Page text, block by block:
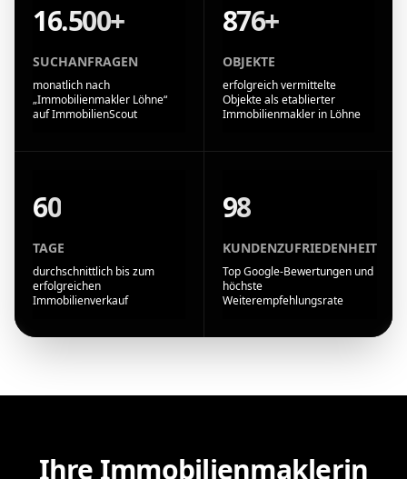
16.500+
SUCHANFRAGEN
monatlich nach
„Immobilienmakler Löhne“
auf ImmobilienScout
876+
OBJEKTE
erfolgreich vermittelte
Objekte als etablierter
Immobilienmakler in Löhne
60
TAGE
durchschnittlich bis zum
erfolgreichen
Immobilienverkauf
98
KUNDENZUFRIEDENHEIT
Top Google-Bewertungen und
höchste
Weiterempfehlungsrate
Ihre Immobilienmaklerin